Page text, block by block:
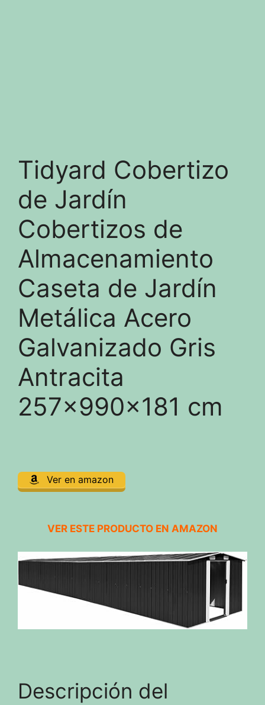
Tidyard Cobertizo
de Jardín
Cobertizos de
Almacenamiento
Caseta de Jardín
Metálica Acero
Galvanizado Gris
Antracita
257x990x181 cm
Ver en amazon
VER ESTE PRODUCTO EN AMAZON
Descripción del